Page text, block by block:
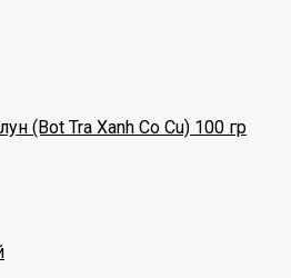
(Bot Tra Xanh Co Cu) 100 гр